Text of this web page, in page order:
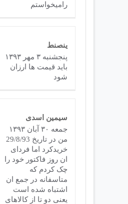
رامیخواستم
ینصنط
پنجشنبه ۳ مهر ۱۳۹۳
باید قیمت ها ارزان
شود
سیمین اسدی
جمعه ۳۰ آبان ۱۳۹۳
من در تاریخ 29/8/93
خریدکرد اما فردای
ان روز فاکتور خود را
چک کردم که
متاسفانه در جمع ان
اشتباه شده است
یعنی دو تا از کالاهای